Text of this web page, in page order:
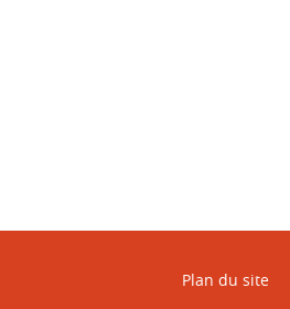
Plan du site